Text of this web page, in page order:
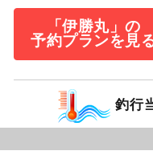
「伊勝丸」の
予約プランを見
釣行